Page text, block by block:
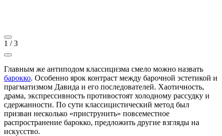
1 /3
Главным же антиподом классицизма смело можно назвать
барокко. Особенно ярок контраст между барочной эстетикой и
прагматизмом Давида и его последователей. Хаотичность,
драма, экспрессивность противостоят холодному рассудку и
сдержанности. По сути классицистический метод был
призван несколько «приструнить» повсеместное
распространение барокко, предложить другие взгляды на
искусство.